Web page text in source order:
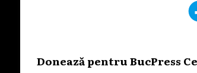
Donează pentru BucPress